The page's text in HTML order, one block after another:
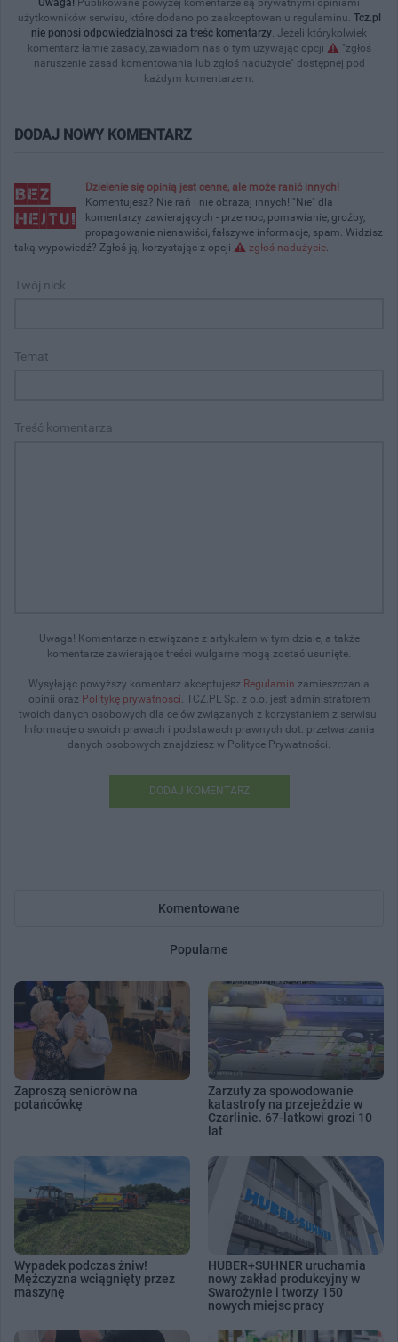
Uwaga! Publikowane powyżej komentarze są prywatnymi opiniami
użytkowników serwisu, które dodano po zaakceptowaniu regulaminu. Tcz.pl
nie ponosi odpowiedzialności za treść komentarzy. Jeżeli którykolwiek
komentarz łamie zasady, zawiadom nas o tym używając opcji
"zgłoś
naruszenie zasad komentowania lub zgłoś nadużycie" dostępnej pod
każdym komentarzem.
DODAJ NOWY KOMENTARZ
Dzielenie się opinią jest cenne, ale może ranić innych!
Komentujesz? Nie rań i nie obrażaj innych! "Nie" dla
komentarzy zawierających - przemoc, pomawianie, groźby,
propagowanie nienawiści, fałszywe informacje, spam. Widzisz
taką wypowiedź? Zgłoś ją, korzystając z opcji
zgłoś nadużycie.
Twój nick
Temat
Treść komentarza
Uwaga! Komentarze niezwiązane z artykułem w tym dziale, a także
komentarze zawierające treści wulgarne mogą zostać usunięte.
Wysyłając powyższy komentarz akceptujesz Regulamin zamieszczania
opinii oraz Politykę prywatności. TCZ.PL Sp. z o.o. jest administratorem
twoich danych osobowych dla celów związanych z korzystaniem z serwisu.
Informacje o swoich prawach i podstawach prawnych dot. przetwarzania
danych osobowych znajdziesz w Polityce Prywatności.
DODAJ KOMENTARZ
Komentowane
Popularne
Zaproszą seniorów na
potańcówkę
Zarzuty za spowodowanie
katastrofy na przejeździe w
Czarlinie. 67-latkowi grozi 10
lat
Wypadek podczas żniw!
Mężczyzna wciągnięty przez
maszynę
HUBER+SUHNER uruchamia
nowy zakład produkcyjny w
Swarożynie i tworzy 150
nowych miejsc pracy